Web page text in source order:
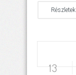
Részletek
13